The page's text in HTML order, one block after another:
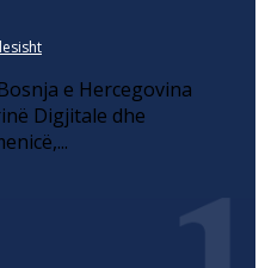
e Hercegovina
Digjitale dhe